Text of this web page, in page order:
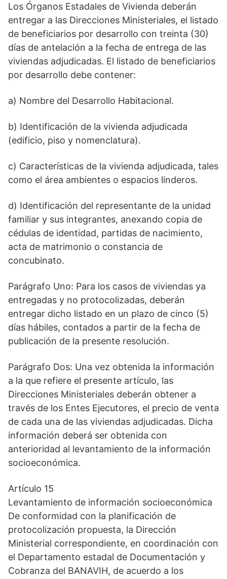
Los Órganos Estadales de Vivienda deberán
entregar a las Direcciones Ministeriales, el listado
de beneficiarios por desarrollo con treinta (30)
días de antelación a la fecha de entrega de las
viviendas adjudicadas. El listado de beneficiarios
por desarrollo debe contener:
a) Nombre del Desarrollo Habitacional.
b) Identificación de la vivienda adjudicada
(edificio, piso y nomenclatura).
c) Características de la vivienda adjudicada, tales
como el área ambientes o espacios linderos.
d) Identificación del representante de la unidad
familiar y sus integrantes, anexando copia de
cédulas de identidad, partidas de nacimiento,
acta de matrimonio o constancia de
concubinato.
Parágrafo Uno: Para los casos de viviendas ya
entregadas y no protocolizadas, deberán
entregar dicho listado en un plazo de cinco (5)
días hábiles, contados a partir de la fecha de
publicación de la presente resolución.
Parágrafo Dos: Una vez obtenida la información
a la que refiere el presente artículo, las
Direcciones Ministeriales deberán obtener a
través de los Entes Ejecutores, el precio de venta
de cada una de las viviendas adjudicadas. Dicha
información deberá ser obtenida con
anterioridad al levantamiento de la información
socioeconómica.
Artículo 15
Levantamiento de información socioeconómica
De conformidad con la planificación de
protocolización propuesta, la Dirección
Ministerial correspondiente, en coordinación con
el Departamento estadal de Documentación y
Cobranza del BANAVIH, de acuerdo a los